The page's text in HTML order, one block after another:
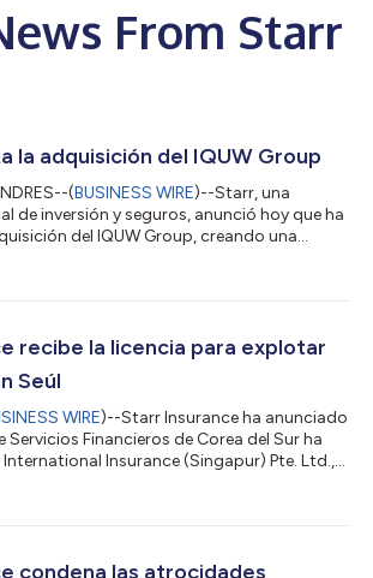
From Starr
la adquisición del IQUW Group
(BUSINESS WIRE)--Starr, una
de inversión y seguros, anunció hoy que ha
del IQUW Group, creando una
y el sector minorista de seguros de
y corredores en una mayor variedad de
recibe la licencia para explotar
Seúl
WIRE)--Starr Insurance ha anunciado
Servicios Financieros de Corea del Sur ha
Insurance (Singapur) Pte. Ltd.,
fue nombrado director ejecutivo de la
en seguros con brókeres y
condena las atrocidades